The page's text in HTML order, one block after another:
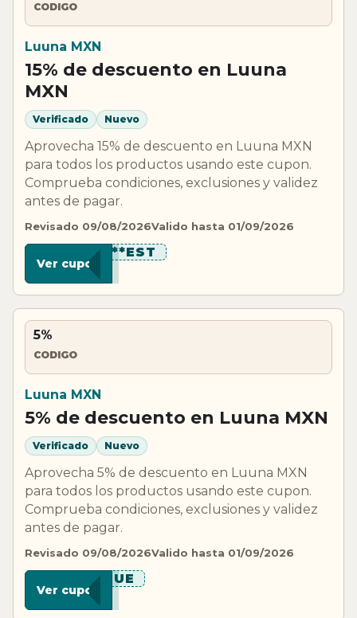
CODIGO
Luuna MXN
15% de descuento en Luuna
MXN
Verificado Nuevo
Aprovecha 15% de descuento en Luuna MXN
para todos los productos usando este cupon.
Comprueba condiciones, exclusiones y validez
antes de pagar.
Revisado 09/08/2026Valido hasta 01/09/2026
******EST
Ver cupon
5%
CODIGO
Luuna MXN
5% de descuento en Luuna MXN
Verificado Nuevo
Aprovecha 5% de descuento en Luuna MXN
para todos los productos usando este cupon.
Comprueba condiciones, exclusiones y validez
antes de pagar.
Revisado 09/08/2026Valido hasta 01/09/2026
***LUE
Ver cupon